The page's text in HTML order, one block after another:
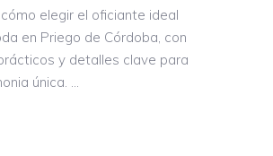
elegir el oficiante ideal
en Priego de Córdoba, con
y detalles clave para
única.